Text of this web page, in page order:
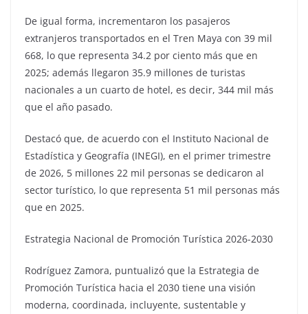
De igual forma, incrementaron los pasajeros
extranjeros transportados en el Tren Maya con 39 mil
668, lo que representa 34.2 por ciento más que en
2025; además llegaron 35.9 millones de turistas
nacionales a un cuarto de hotel, es decir, 344 mil más
que el año pasado.
Destacó que, de acuerdo con el Instituto Nacional de
Estadística y Geografía (INEGI), en el primer trimestre
de 2026, 5 millones 22 mil personas se dedicaron al
sector turístico, lo que representa 51 mil personas más
que en 2025.
Estrategia Nacional de Promoción Turística 2026-2030
Rodríguez Zamora, puntualizó que la Estrategia de
Promoción Turística hacia el 2030 tiene una visión
moderna, coordinada, incluyente, sustentable y